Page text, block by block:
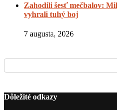
Zahodili šesť mečbalov:
vyhrali tuhý boj
7 augusta, 2026
Dôležité odkazy